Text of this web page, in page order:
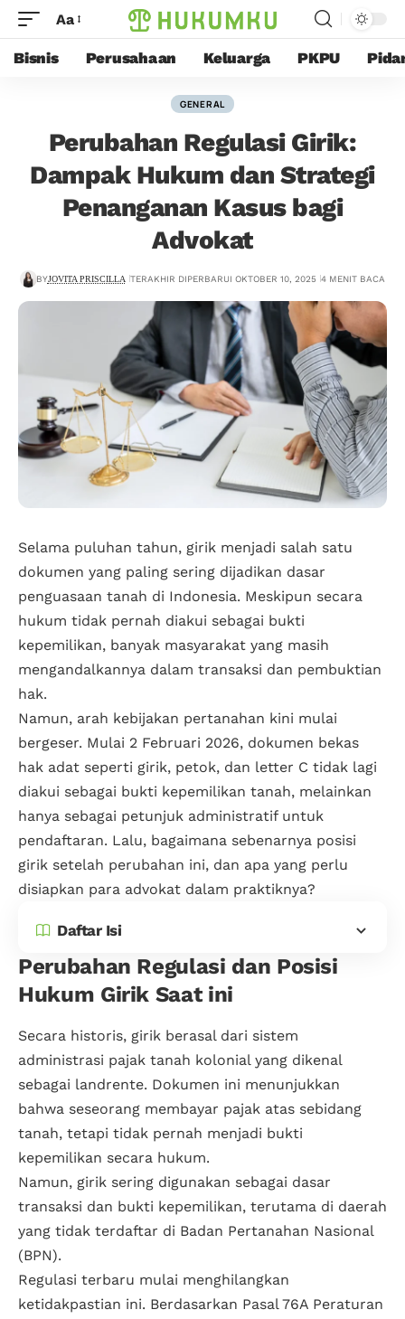
Aa
Bisnis Perusahaan Keluarga PKPU
GENERAL
Perubahan Regulasi Girik:
Dampak Hukum dan Strategi
Penanganan Kasus bagi
Advokat
BYJOVITA PRISCILLA TERAKHIR DIPERBARUI OKTOBER 10, 2025 4 MENIT BACA
Selama puluhan tahun, girik menjadi salah satu
dokumen yang paling sering dijadikan dasar
penguasaan tanah di Indonesia. Meskipun secara
hukum tidak pernah diakui sebagai bukti
kepemilikan, banyak masyarakat yang masih
mengandalkannya dalam transaksi dan pembuktian
hak.
Namun, arah kebijakan pertanahan kini mulai
bergeser. Mulai 2 Februari 2026, dokumen bekas
hak adat seperti girik, petok, dan letter C tidak lagi
diakui sebagai bukti kepemilikan tanah, melainkan
hanya sebagai petunjuk administratif untuk
pendaftaran. Lalu, bagaimana sebenarnya posisi
girik setelah perubahan ini, dan apa yang perlu
disiapkan para advokat dalam praktiknya?
Daftar Isi
Perubahan Regulasi dan Posisi
Hukum Girik Saat ini
Secara historis, girik berasal dari sistem
administrasi pajak tanah kolonial yang dikenal
sebagai landrente. Dokumen ini menunjukkan
bahwa seseorang membayar pajak atas sebidang
tanah, tetapi tidak pernah menjadi bukti
kepemilikan secara hukum.
Namun, girik sering digunakan sebagai dasar
transaksi dan bukti kepemilikan, terutama di daerah
yang tidak terdaftar di Badan Pertanahan Nasional
(BPN).
Regulasi terbaru mulai menghilangkan
ketidakpastian ini. Berdasarkan Pasal 76A Peraturan